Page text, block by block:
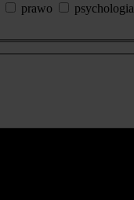
prawo psychologia